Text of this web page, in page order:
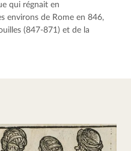
qui régnait en
environs de Rome en 846,
(847-871) et de la